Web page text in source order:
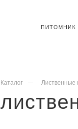
ПИТОМНИК
Каталог Лиственные